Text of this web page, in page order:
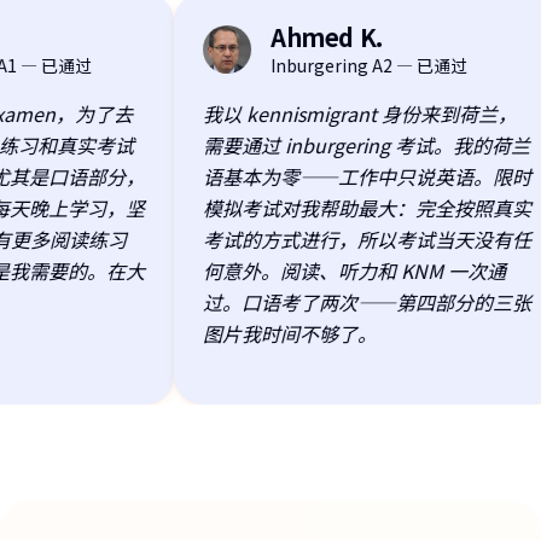
已通过
，为了去
和真实考试
口语部分，
上学习，坚
阅读练习
要的。在大
AK Ahmed K.
Inburgering A2 — 已通过
我以 kennismigrant 身份来到荷兰，
需要通过 inburgering 考试。我的荷兰
语基本为零——工作中只说英语。限时
模拟考试对我帮助最大：完全按照真实
考试的方式进行，所以考试当天没有任
何意外。阅读、听力和 KNM 一次通
过。口语考了两次——第四部分的三张
图片我时间不够了。